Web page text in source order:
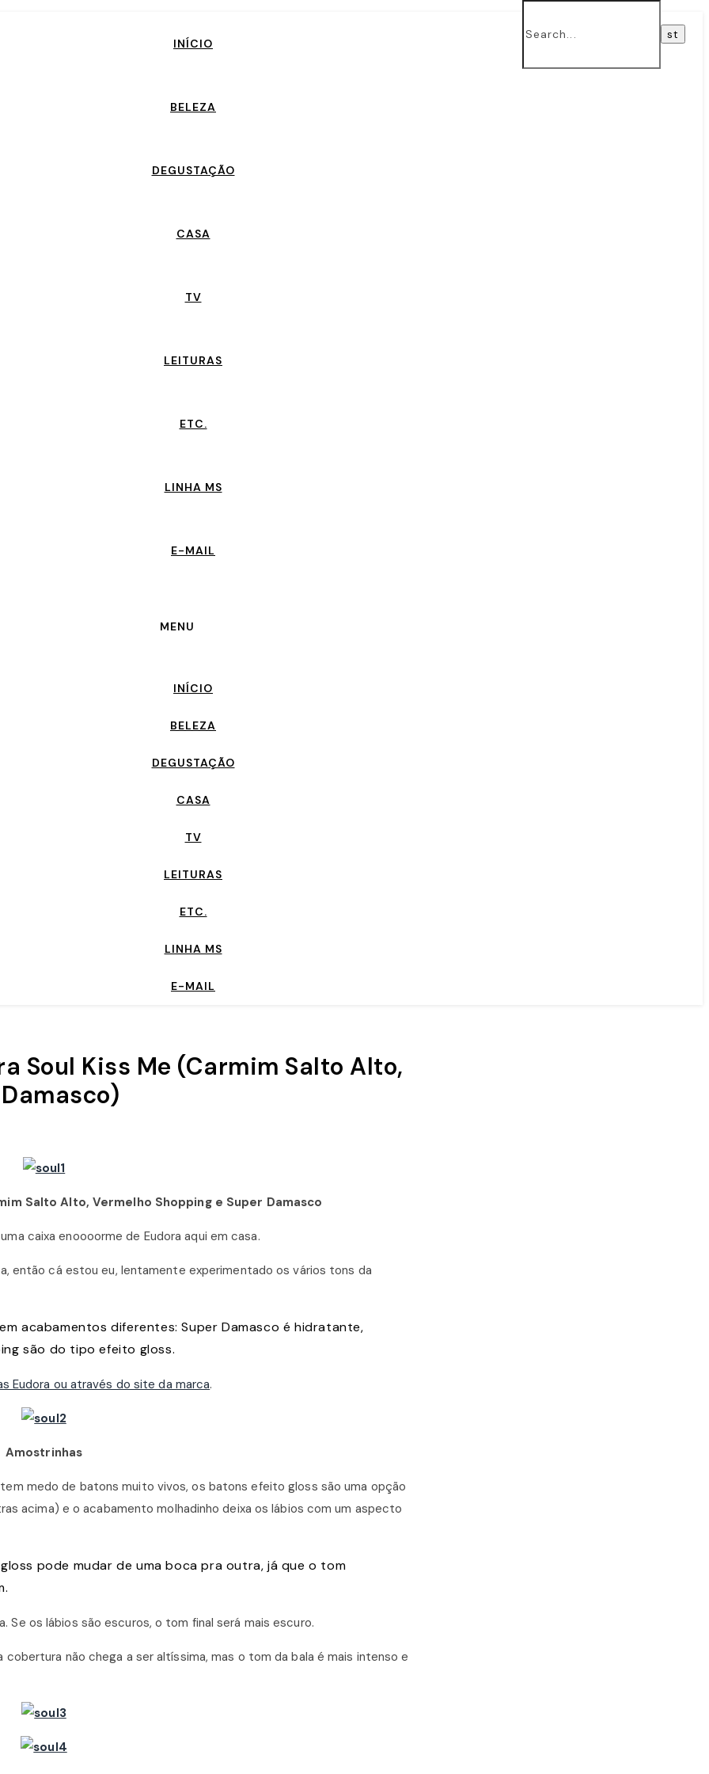
INÍCIO
BELEZA
DEGUSTAÇÃO
CASA
TV
LEITURAS
ETC.
LINHA MS
E-MAIL
MENU
INÍCIO
BELEZA
DEGUSTAÇÃO
CASA
TV
LEITURAS
ETC.
LINHA MS
E-MAIL
Soul Kiss Me (Carmim Salto Alto,
Salto Alto, Vermelho Shopping e Super Damasco
caixa enoooorme de Eudora aqui em casa.
então cá estou eu, lentamente experimentado os vários tons da
acabamentos diferentes: Super Damasco é hidratante,
são do tipo efeito gloss.
Eudora ou através do site da marca.
Amostrinhas
medo de batons muito vivos, os batons efeito gloss são uma opção
acima) e o acabamento molhadinho deixa os lábios com um aspecto
pode mudar de uma boca pra outra, já que o tom
Se os lábios são escuros, o tom final será mais escuro.
não chega a ser altíssima, mas o tom da bala é mais intenso e